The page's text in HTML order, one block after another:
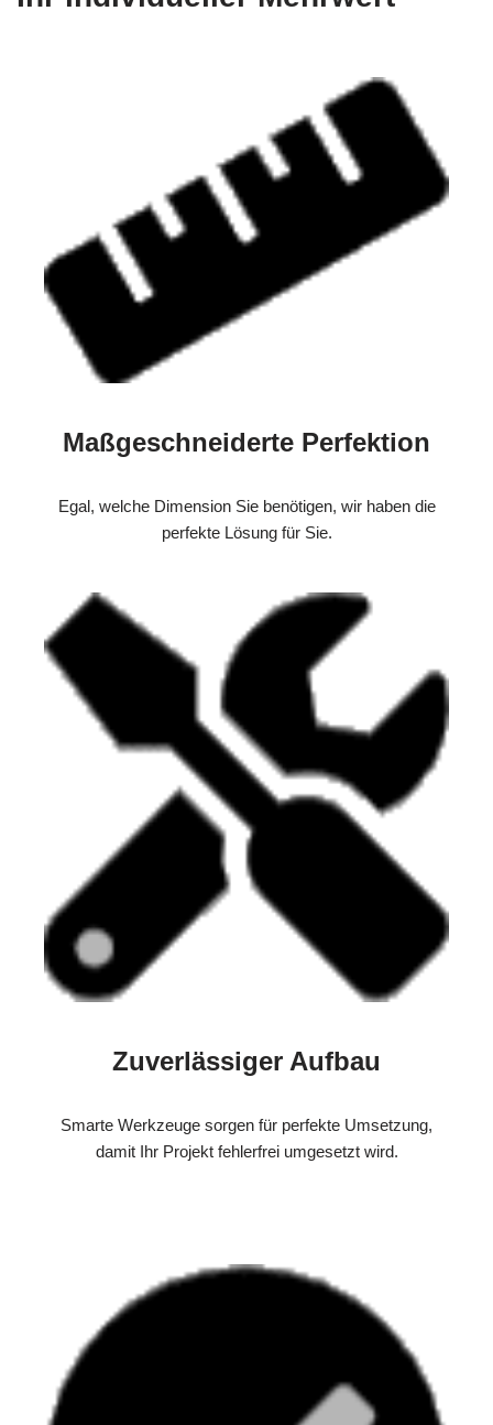
Maßgeschneiderte Perfektion
Egal, welche Dimension Sie benötigen, wir haben die
perfekte Lösung für Sie.
Zuverlässiger Aufbau
Smarte Werkzeuge sorgen für perfekte Umsetzung,
damit Ihr Projekt fehlerfrei umgesetzt wird.